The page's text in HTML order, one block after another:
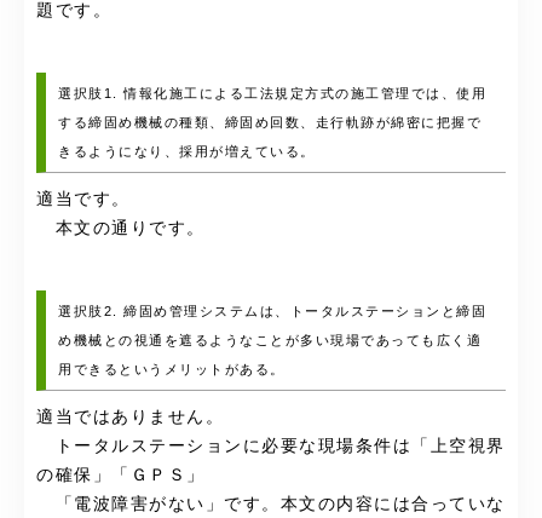
題です。
選択肢1. 情報化施工による工法規定方式の施工管理では、使用
する締固め機械の種類、締固め回数、走行軌跡が綿密に把握で
きるようになり、採用が増えている。
適当です。
本文の通りです。
選択肢2. 締固め管理システムは、トータルステーションと締固
め機械との視通を遮るようなことが多い現場であっても広く適
用できるというメリットがある。
適当ではありません。
トータルステーションに必要な現場条件は「上空視界
の確保」「ＧＰＳ」
「電波障害がない」です。本文の内容には合っていな